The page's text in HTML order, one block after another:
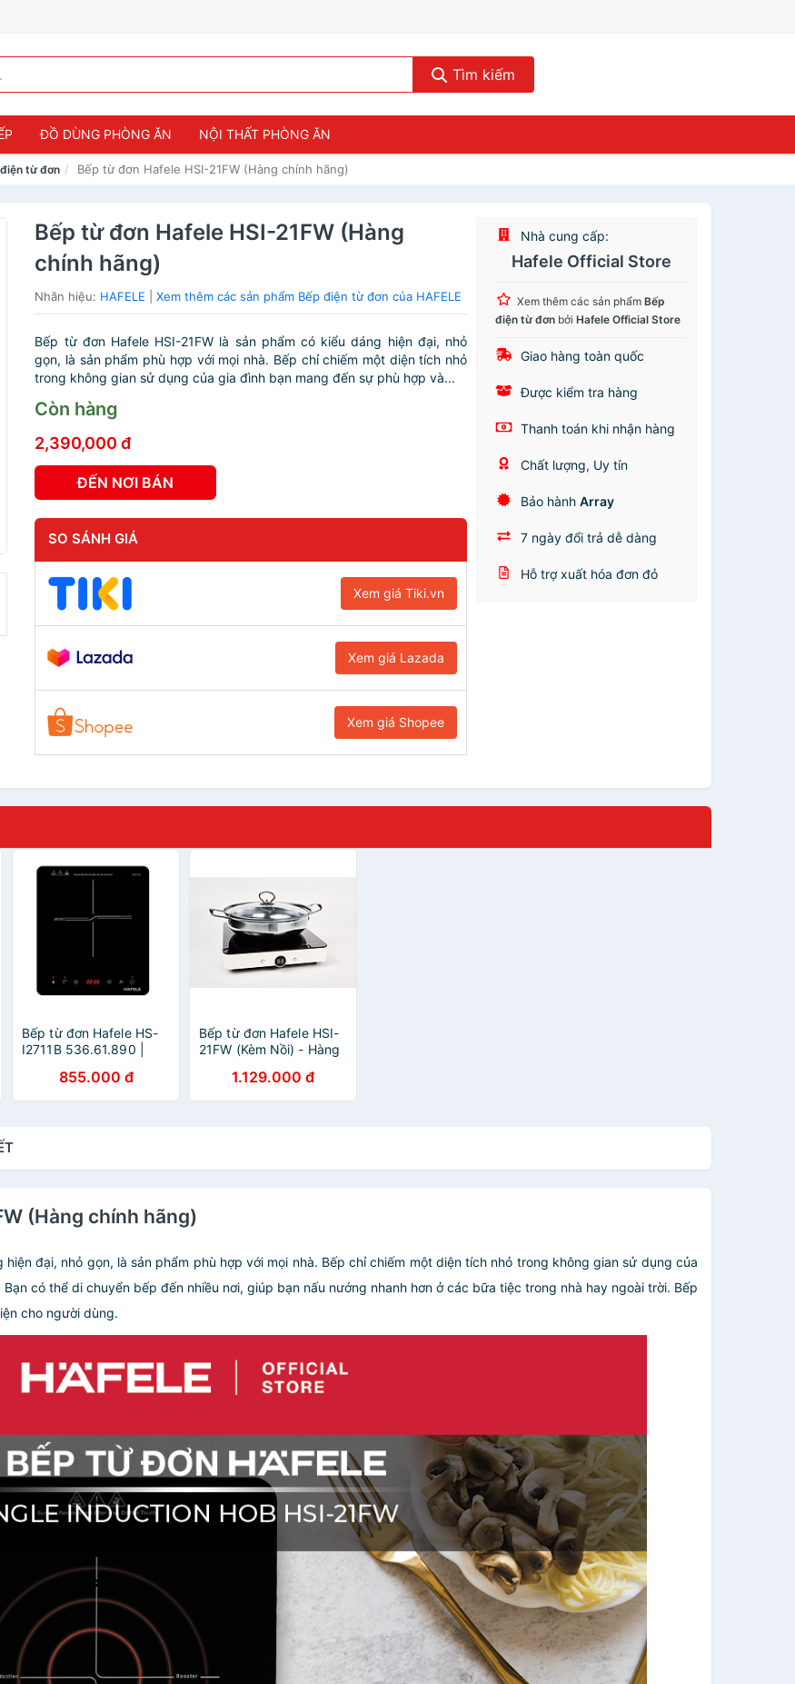
Tìm kiếm
ĐỒ DÙNG PHÒNG ĂN NỘI THẤT PHÒNG ĂN
từ đơn Bếp từ đơn Hafele HSI-21FW (Hàng chính hãng)
Bếp từ đơn Hafele HSI-21FW (Hàng
chính hãng)
Nhãn hiệu: HAFELE |Xem thêm các sản phẩm Bếp điện từ đơn của HAFELE
Bếp từ đơn Hafele HSI-21FW là sản phẩm có kiểu dáng hiện đại, nhỏ
gọn, là sản phẩm phù hợp với mọi nhà. Bếp chỉ chiếm một diện tích nhỏ
trong không gian sử dụng của gia đình bạn mang đến sự phù hợp và...
Còn hàng
2,390,000 đ
ĐẾN NƠI BÁN
SO SÁNH GIÁ
Xem giá Tiki.vn
Xem giá Lazada
Xem giá Shopee
Nhà cung cấp:
Hafele Official Store
Xem thêm các sản phẩmBếp
điện từ đơn bởiHafele Official Store
Giao hàng toàn quốc
Được kiểm tra hàng
Thanh toán khi nhận hàng
Chất lượng, Uy tín
Bảo hànhArray
7 ngày đổi trả dễ dàng
Hỗ trợ xuất hóa đơn đỏ
Bếp từ đơn Hafele HS-
I2711B 536.61.890 |
HÀNG CHÍNH HÃNG
855.000 đ
Bếp từ đơn Hafele HSI-
21FW (Kèm Nồi) - Hàng
(536.61.990)
1.129.000 đ
(Hàng chính hãng)
hiện đại, nhỏ gọn, là sản phẩm phù hợp với mọi nhà. Bếp chỉ chiếm một diện tích nhỏ trong không gian sử dụng của
có thể di chuyển bếp đến nhiều nơi, giúp bạn nấu nướng nhanh hơn ở các bữa tiệc trong nhà hay ngoài trời. Bếp
cho người dùng.